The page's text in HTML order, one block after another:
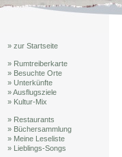
» zur Startseite
» Rumtreiberkarte
» Besuchte Orte
» Unterkünfte
» Ausflugsziele
» Kultur-Mix
» Restaurants
» Büchersammlung
» Meine Leseliste
» Lieblings-Songs